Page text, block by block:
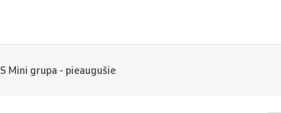
Mini grupa - pieaugušie